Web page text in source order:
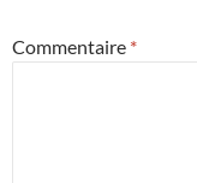
Commentaire *